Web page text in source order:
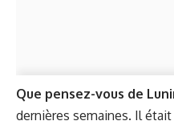
Que pensez-vous de
dernières semaines. Il